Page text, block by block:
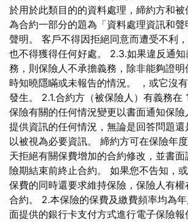
於用於此類目的的資料處理，締約方和
為合約一部分的題為「資料處理資訊和
聲明。 客戶不得因拒絕同意而遭受不利
也不得獲得任何好處。 2.3.如果違反通
務，則保​​險人不承擔義務，除非能夠證
時知曉隱瞞或未報告的情況。 ，或它沒
發生。 2.1.合約方（被保險人）有義務在
保險有關的任何情況變更以書面通知保險
提供資訊的任何情況，無論是回答問題
以被視為必要資訊。 締約方可在保險年
天拒絕有關保費增加的合約修改，並書
險期結束前終止合約。 如果您不告知，
保費的同時還要求維持保險，保險人有
合約。 2.本保險的保費及繳費頻率均為
面提供的銀行卡支付方式進行電子保險